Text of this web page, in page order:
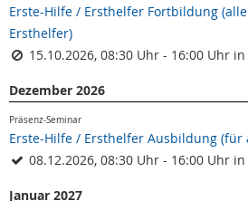
Erste-Hilfe / Ersthelfer Fortbildung
Ersthelfer)
15.10.2026, 08:30 Uhr - 16:00 Uhr
Dezember 2026
Präsenz-Seminar
Erste-Hilfe / Ersthelfer Ausbildung (für
08.12.2026, 08:30 Uhr - 16:00 Uhr
Januar 2027